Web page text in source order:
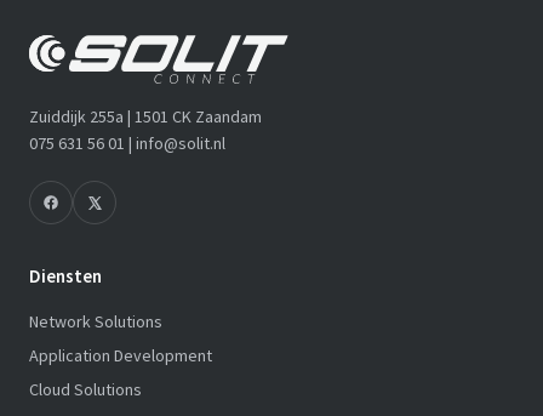
Zuiddijk 255a | 1501 CK Zaandam
075 631 56 01 | info@solit.nl
Diensten
Network Solutions
Application Development
Cloud Solutions